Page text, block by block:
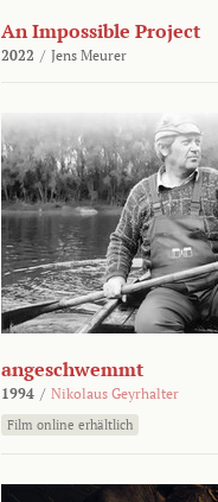
An Impossible Project
2022 / Jens Meurer
angeschwemmt
1994 / Nikolaus Geyrhalter
Film online erhältlich